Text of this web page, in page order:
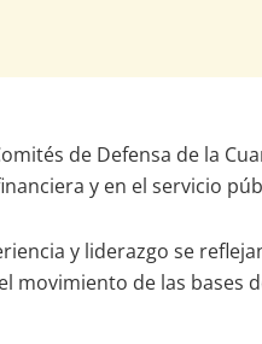
de Defensa de la
y en el servicio
y liderazgo se
movimiento de las